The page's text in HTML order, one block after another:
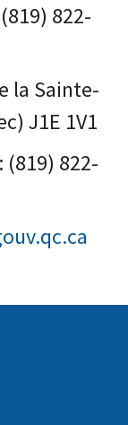
822-
la Sainte-
J1E 1V1
(819) 822-